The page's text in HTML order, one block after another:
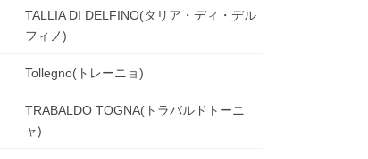
TALLIA DI DELFINO(タリア・ディ・デル
フィノ)
Tollegno(トレーニョ)
TRABALDO TOGNA(トラバルドトーニ
ャ)